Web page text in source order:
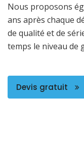
Nous proposons
ans après chaque
de qualité et de
temps le niveau de
Devis gratuit